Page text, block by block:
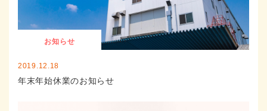
お知らせ
2019.12.18
年末年始休業のお知らせ